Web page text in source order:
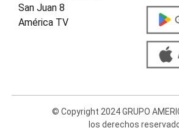
San Juan 8
América TV
© Copyright 2024 GRUPO
los derechos